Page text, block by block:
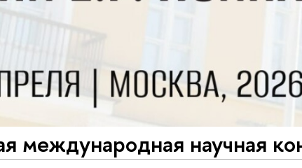
международная научная